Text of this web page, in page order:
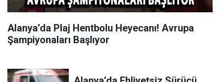
Alanya’da Plaj Hentbolu Heyecanı! Avrupa
Şampiyonaları Başlıyor